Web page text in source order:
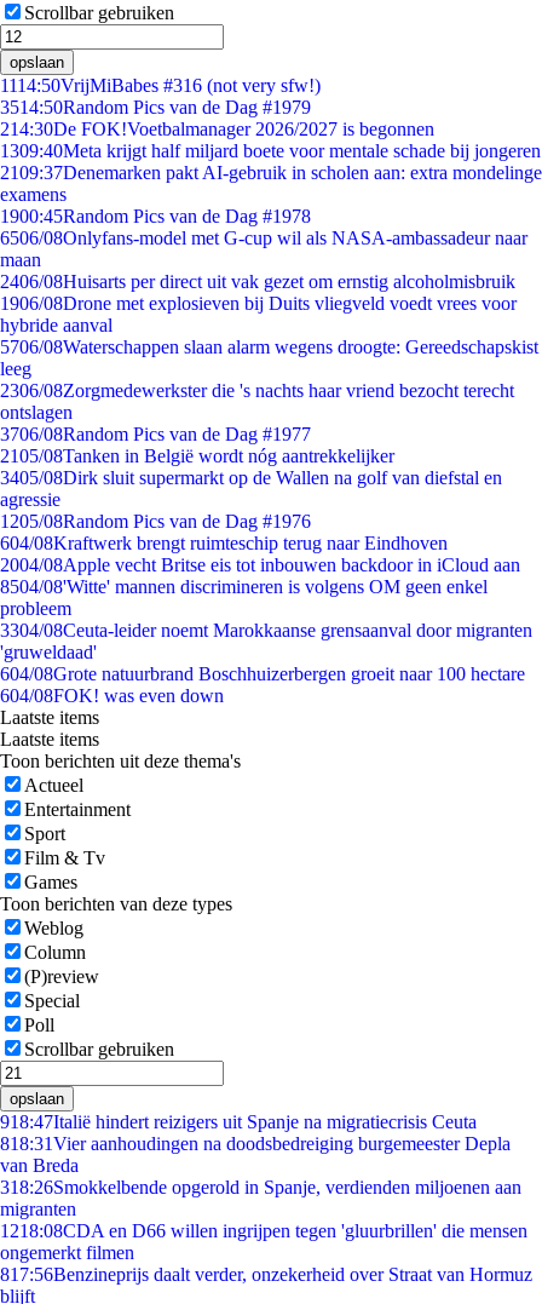
Scrollbar gebruiken
opslaan
1114:50VrijMiBabes #316 (not very sfw!)
3514:50Random Pics van de Dag #1979
214:30De FOK!Voetbalmanager 2026/2027 is begonnen
1309:40Meta krijgt half miljard boete voor mentale schade bij jongeren
2109:37Denemarken pakt AI-gebruik in scholen aan: extra mondelinge
examens
1900:45Random Pics van de Dag #1978
6506/08Onlyfans-model met G-cup wil als NASA-ambassadeur naar
maan
2406/08Huisarts per direct uit vak gezet om ernstig alcoholmisbruik
1906/08Drone met explosieven bij Duits vliegveld voedt vrees voor
hybride aanval
5706/08Waterschappen slaan alarm wegens droogte: Gereedschapskist
leeg
2306/08Zorgmedewerkster die 's nachts haar vriend bezocht terecht
ontslagen
3706/08Random Pics van de Dag #1977
2105/08Tanken in België wordt nóg aantrekkelijker
3405/08Dirk sluit supermarkt op de Wallen na golf van diefstal en
agressie
1205/08Random Pics van de Dag #1976
604/08Kraftwerk brengt ruimteschip terug naar Eindhoven
2004/08Apple vecht Britse eis tot inbouwen backdoor in iCloud aan
8504/08'Witte' mannen discrimineren is volgens OM geen enkel
probleem
3304/08Ceuta-leider noemt Marokkaanse grensaanval door migranten
'gruweldaad'
604/08Grote natuurbrand Boschhuizerbergen groeit naar 100 hectare
604/08FOK! was even down
Laatste items
Laatste items
Toon berichten uit deze thema's
Actueel
Entertainment
Sport
Film & Tv
Games
Toon berichten van deze types
Weblog
Column
(P)review
Special
Poll
Scrollbar gebruiken
opslaan
918:47Italië hindert reizigers uit Spanje na migratiecrisis Ceuta
818:31Vier aanhoudingen na doodsbedreiging burgemeester Depla
van Breda
318:26Smokkelbende opgerold in Spanje, verdienden miljoenen aan
migranten
1218:08CDA en D66 willen ingrijpen tegen 'gluurbrillen' die mensen
ongemerkt filmen
817:56Benzineprijs daalt verder, onzekerheid over Straat van Hormuz
blijft